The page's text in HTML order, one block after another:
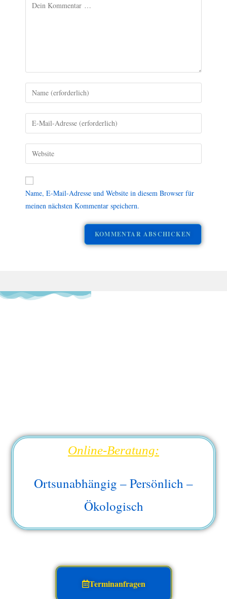
Name, E-Mail-Adresse und Website in diesem Browser für
meinen nächsten Kommentar speichern.
Online-Beratung:
Ortsunabhängig – Persönlich –
Ökologisch
Terminanfragen